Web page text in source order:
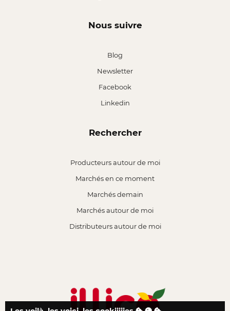
Nous suivre
Blog
Newsletter
Facebook
Linkedin
Rechercher
Producteurs autour de moi
Marchés en ce moment
Marchés demain
Marchés autour de moi
Distributeurs autour de moi